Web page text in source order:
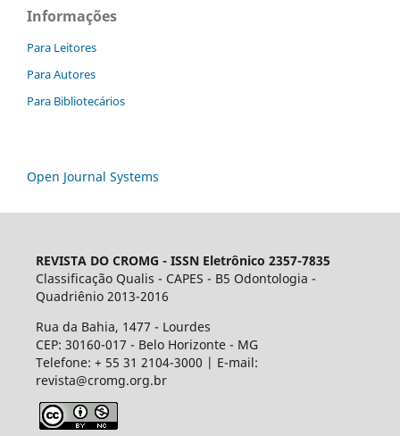
Informações
Para Leitores
Para Autores
Para Bibliotecários
Open Journal Systems
REVISTA DO CROMG - ISSN Eletrônico 2357-7835
Classificação Qualis - CAPES - B5 Odontologia -
Quadriênio 2013-2016
Rua da Bahia, 1477 - Lourdes
CEP: 30160-017 - Belo Horizonte - MG
Telefone: + 55 31 2104-3000 | E-mail:
revista@cromg.org.br